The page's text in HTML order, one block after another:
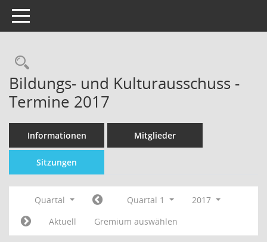
Toggle navigation
Bildungs- und Kulturausschuss -
Termine 2017
Informationen Mitglieder
Sitzungen
Quartal Quartal 1
2017
Aktuell
Gremium auswählen